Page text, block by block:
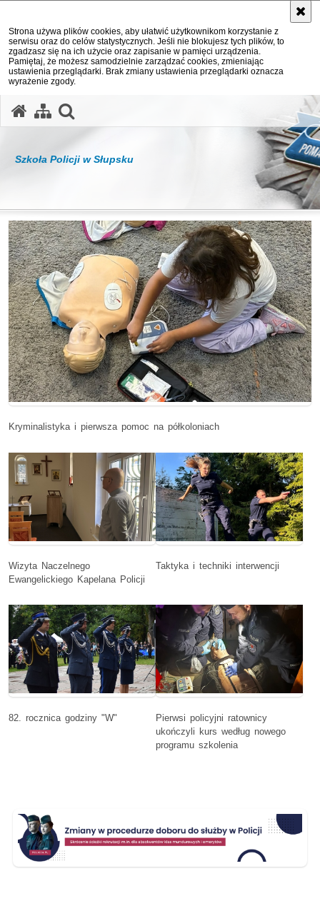
Strona używa plików cookies, aby ułatwić użytkownikom korzystanie z
serwisu oraz do celów statystycznych. Jeśli nie blokujesz tych plików, to
zgadzasz się na ich użycie oraz zapisanie w pamięci urządzenia.
Pamiętaj, że możesz samodzielnie zarządzać cookies, zmieniając
ustawienia przeglądarki. Brak zmiany ustawienia przeglądarki oznacza
wyrażenie zgody.
Szkoła Policji w Słupsku
Ważne informacje
Kryminalistyka i pierwsza pomoc na półkoloniach
Wizyta Naczelnego
Ewangelickiego Kapelana Policji
Taktyka i techniki interwencji
82. rocznica godziny "W"
Pierwsi policyjni ratownicy
ukończyli kurs według nowego
programu szkolenia